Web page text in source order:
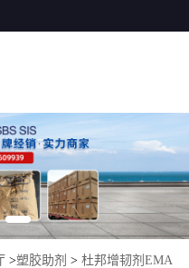
>塑胶助剂 > 杜邦增韧剂EMA